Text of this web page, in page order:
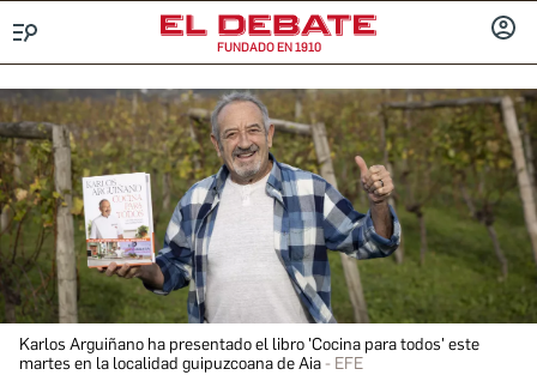
FUNDADO EN 1910
Karlos Arguiñano ha presentado el libro 'Cocina para todos' este
martes en la localidad guipuzcoana de Aia
EFE